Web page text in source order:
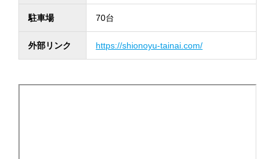
駐車場 70台
外部リンク https://shionoyu-tainai.com/